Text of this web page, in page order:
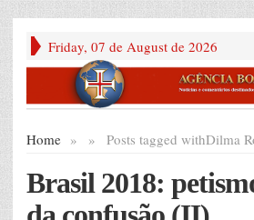
Friday, 07 de August de 2026
Home » Posts tagged with
» Dilma
Brasil 2018: